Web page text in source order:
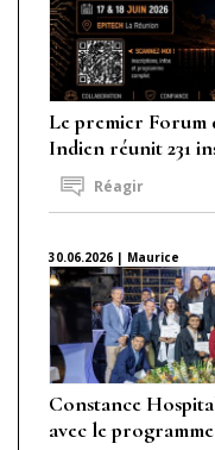
Le premier Forum
Indien réunit 231
Réagir
30.06.2026 | Maurice
Constance
avec le